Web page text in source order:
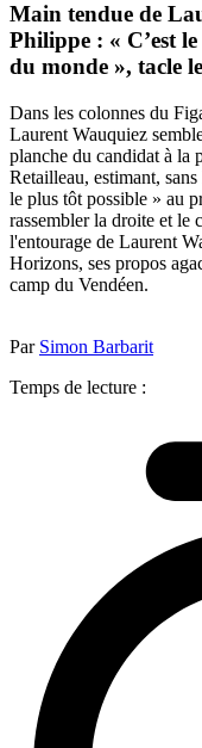
Main tendue de
Philippe : « C’est
du monde », tacle
Dans les colonnes du
Laurent Wauquiez
planche du candidat à la
Retailleau, estimant,
le plus tôt possible » au
rassembler la droite et le
l'entourage de Laurent
Horizons, ses propos
camp du Vendéen.
Par Simon Barbarit
Temps de lecture :